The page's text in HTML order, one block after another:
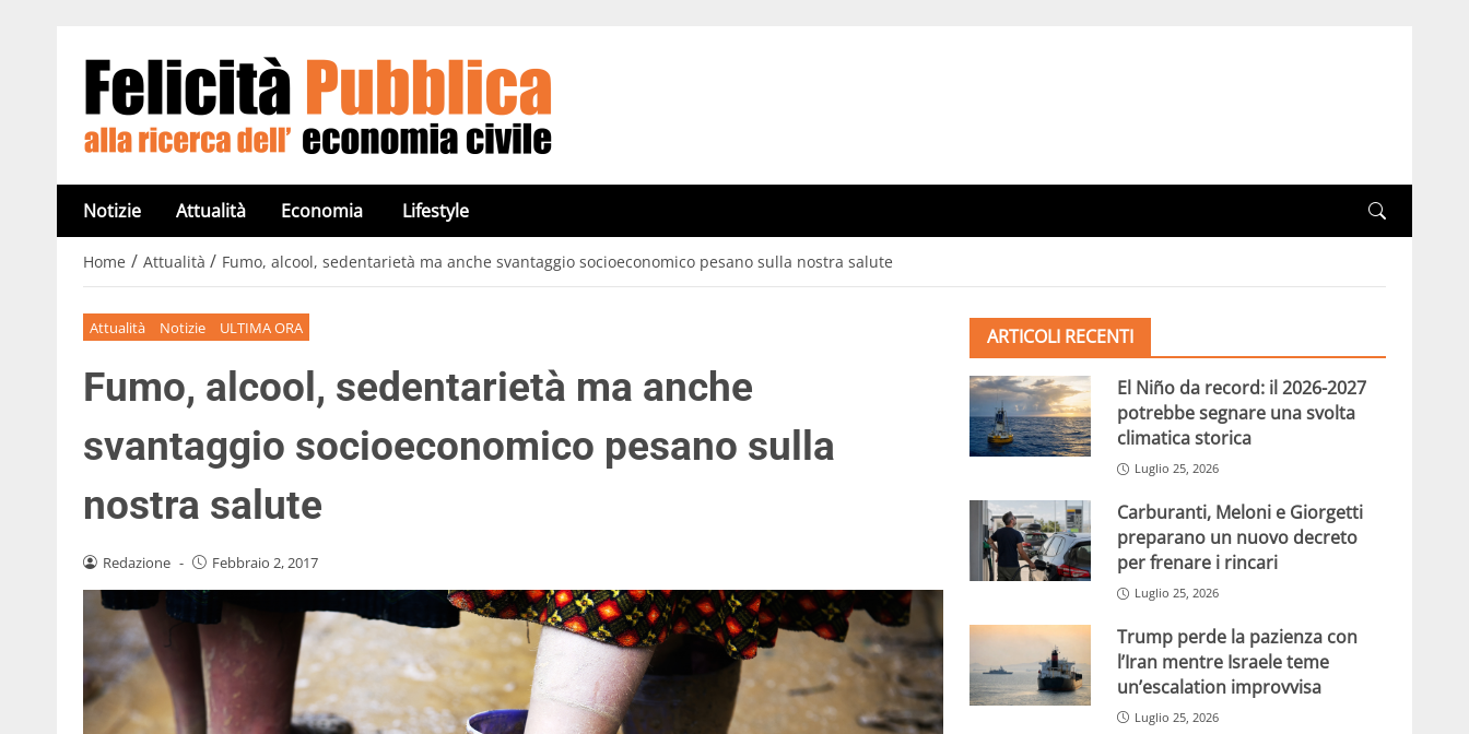
Notizie Attualità Economia Lifestyle
Home / Attualità / Fumo, alcool, sedentarietà ma anche svantaggio socioeconomico pesano sulla nostra salute
Attualità Notizie ULTIMA ORA
Fumo, alcool, sedentarietà ma anche
svantaggio socioeconomico pesano sulla
nostra salute
Redazione - Febbraio 2, 2017
ARTICOLI RECENTI
El Niño da record: il 2026-2027
potrebbe segnare una svolta
climatica storica
Luglio 25, 2026
Carburanti, Meloni e Giorgetti
preparano un nuovo decreto
per frenare i rincari
Luglio 25, 2026
Trump perde la pazienza con
l’Iran mentre Israele teme
un’escalation improvvisa
Luglio 25, 2026